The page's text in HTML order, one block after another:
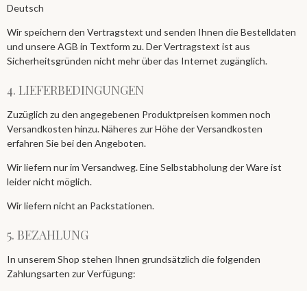
Deutsch
Wir speichern den Vertragstext und senden Ihnen die Bestelldaten
und unsere AGB in Textform zu. Der Vertragstext ist aus
Sicherheitsgründen nicht mehr über das Internet zugänglich.
4. LIEFERBEDINGUNGEN
Zuzüglich zu den angegebenen Produktpreisen kommen noch
Versandkosten hinzu. Näheres zur Höhe der Versandkosten
erfahren Sie bei den Angeboten.
Wir liefern nur im Versandweg. Eine Selbstabholung der Ware ist
leider nicht möglich.
Wir liefern nicht an Packstationen.
5. BEZAHLUNG
In unserem Shop stehen Ihnen grundsätzlich die folgenden
Zahlungsarten zur Verfügung: